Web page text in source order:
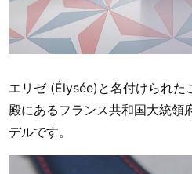
エリゼ (Élysée)と名付けられた
殿にあるフランス共和国大統領
デルです。